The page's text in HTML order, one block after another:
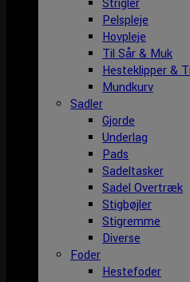
Strigler
Pelspleje
Hovpleje
Til Sår & Muk
Hesteklipper &
Mundkurv
Sadler
Gjorde
Underlag
Pads
Sadeltasker
Sadel Overtræk
Stigbøjler
Stigremme
Diverse
Foder
Hestefoder